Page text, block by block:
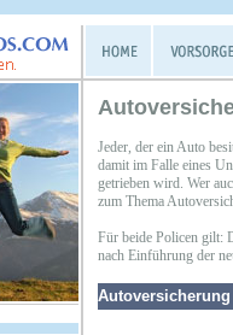
Jeder, der ein Auto
damit im Falle eines
getrieben wird. Wer
zum Thema
Für beide Policen gilt:
nach Einführung der